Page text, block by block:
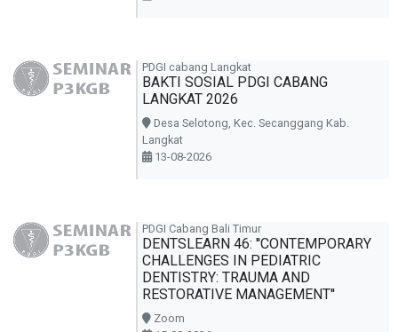
PDGI cabang Langkat
BAKTI SOSIAL PDGI CABANG
LANGKAT 2026
Desa Selotong, Kec. Secanggang Kab.
Langkat
PDGI Cabang Bali Timur
DENTSLEARN 46: ''CONTEMPORARY
CHALLENGES IN PEDIATRIC
DENTISTRY: TRAUMA AND
RESTORATIVE MANAGEMENT''